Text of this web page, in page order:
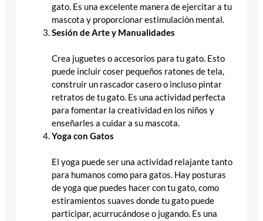
gato. Es una excelente manera de ejercitar a tu
mascota y proporcionar estimulación mental.
Sesión de Arte y Manualidades
Crea juguetes o accesorios para tu gato. Esto
puede incluir coser pequeños ratones de tela,
construir un rascador casero o incluso pintar
retratos de tu gato. Es una actividad perfecta
para fomentar la creatividad en los niños y
enseñarles a cuidar a su mascota.
Yoga con Gatos
El yoga puede ser una actividad relajante tanto
para humanos como para gatos. Hay posturas
de yoga que puedes hacer con tu gato, como
estiramientos suaves donde tu gato puede
participar, acurrucándose o jugando. Es una